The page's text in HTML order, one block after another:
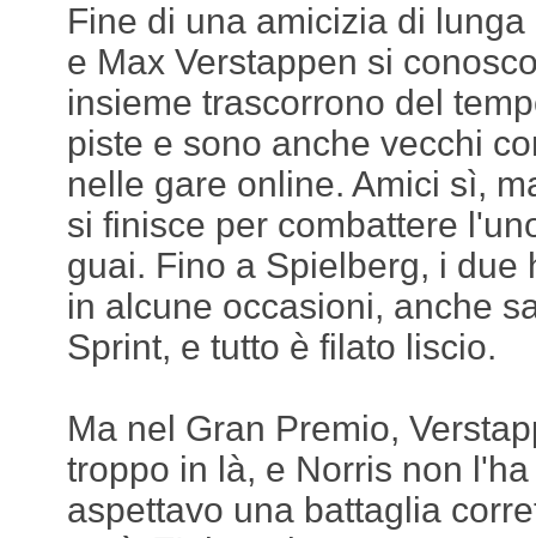
Fine di una amicizia di
e Max Verstappen si
insieme trascorrono del
piste e sono anche vecchi
nelle gare online. Amici sì,
si finisce per combattere
guai. Fino a Spielberg, i due
in alcune occasioni, anche
Sprint, e tutto è filato liscio.
Ma nel Gran Premio,
troppo in là, e Norris non
aspettavo una battaglia